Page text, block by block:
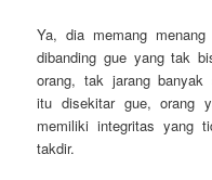
Ya, dia memang
dibanding gue yang tak
orang, tak jarang
itu disekitar gue, orang
memiliki integritas yang
takdir.